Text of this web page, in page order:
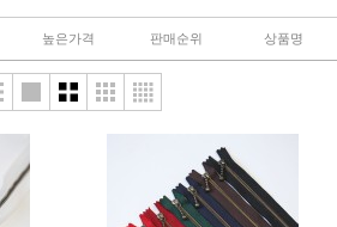
높은가격 판매순위 상품명